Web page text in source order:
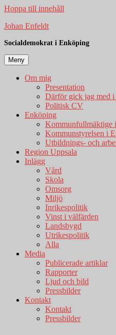
Hoppa till innehåll
Johan Enfeldt
Socialdemokrat i Enköping
Meny
Om mig
Presentation
Därför gick jag med i
Politisk CV
Enköping
Kommunfullmäktige
Kommunstyrelsen i
Utbildnings- och
Region Uppsala
Inlägg
Vård
Skola
Omsorg
Miljö
Inrikespolitik
Vinst i välfärden
Landsbygd
Utrikespolitik
Alla
Media
Publicerade artiklar
Rapporter
Ljud och bild
Pressbilder
Kontakt
Kontakt
Pressbilder